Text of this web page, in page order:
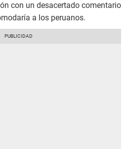
con un desacertado comentario
a los peruanos.